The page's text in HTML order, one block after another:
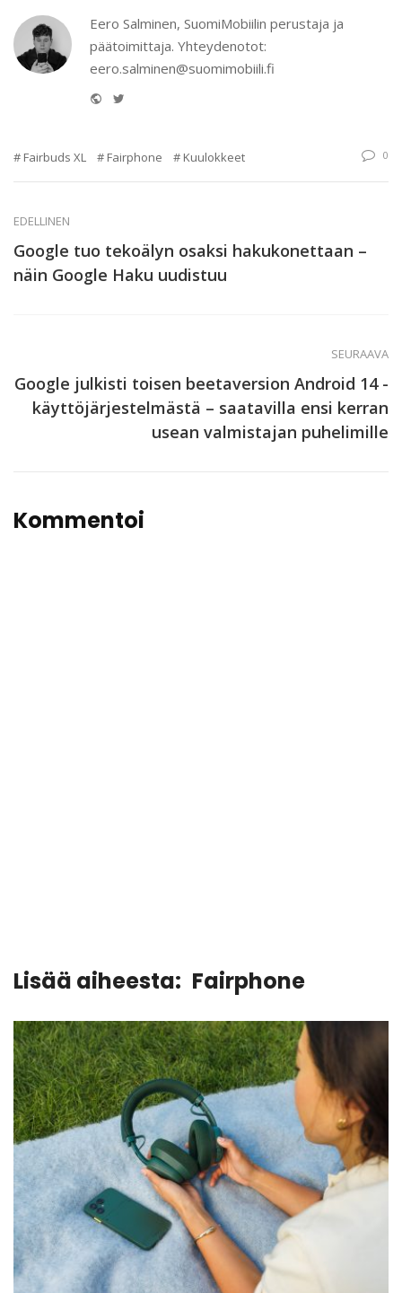
Eero Salminen, SuomiMobiilin perustaja ja
päätoimittaja. Yhteydenotot:
eero.salminen@suomimobiili.fi
Website
Fairbuds XL Fairphone Kuulokkeet 0
EDELLINEN
Google tuo tekoälyn osaksi hakukonettaan –
näin Google Haku uudistuu
SEURAAVA
Google julkisti toisen beetaversion Android 14 -
käyttöjärjestelmästä – saatavilla ensi kerran
usean valmistajan puhelimille
Kommentoi
Lisää aiheesta: Fairphone